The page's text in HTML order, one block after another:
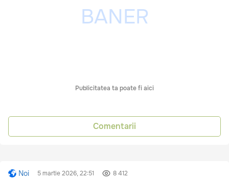
Publicitatea ta poate fi aici
Comentarii
Noi 5 martie 2026, 22:51 8 412